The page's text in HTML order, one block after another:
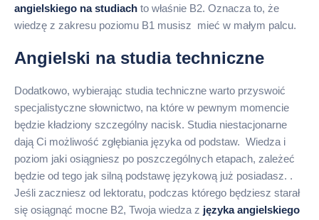
angielskiego na studiach to właśnie B2. Oznacza to, że
wiedzę z zakresu poziomu B1 musisz mieć w małym palcu.
Angielski na studia techniczne
Dodatkowo, wybierając studia techniczne warto przyswoić
specjalistyczne słownictwo, na które w pewnym momencie
będzie kładziony szczególny nacisk. Studia niestacjonarne
dają Ci możliwość zgłębiania języka od podstaw. Wiedza i
poziom jaki osiągniesz po poszczególnych etapach, zależeć
będzie od tego jak silną podstawę językową już posiadasz. .
Jeśli zaczniesz od lektoratu, podczas którego będziesz starał
się osiągnąć mocne B2, Twoja wiedza z języka angielskiego